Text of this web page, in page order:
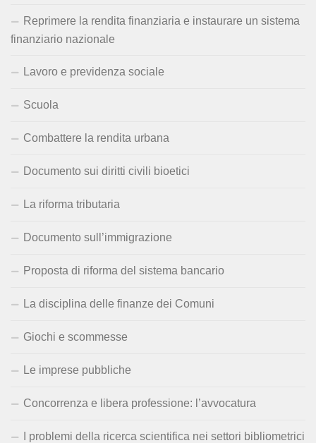
Reprimere la rendita finanziaria e instaurare un sistema
finanziario nazionale
Lavoro e previdenza sociale
Scuola
Combattere la rendita urbana
Documento sui diritti civili bioetici
La riforma tributaria
Documento sull’immigrazione
Proposta di riforma del sistema bancario
La disciplina delle finanze dei Comuni
Giochi e scommesse
Le imprese pubbliche
Concorrenza e libera professione: l’avvocatura
I problemi della ricerca scientifica nei settori bibliometrici